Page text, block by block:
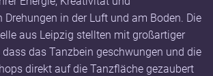
Drehungen in der Luft und am Boden. Die
aus Leipzig stellten mit großartiger
dass das Tanzbein geschwungen und die
direkt auf die Tanzfläche gezaubert